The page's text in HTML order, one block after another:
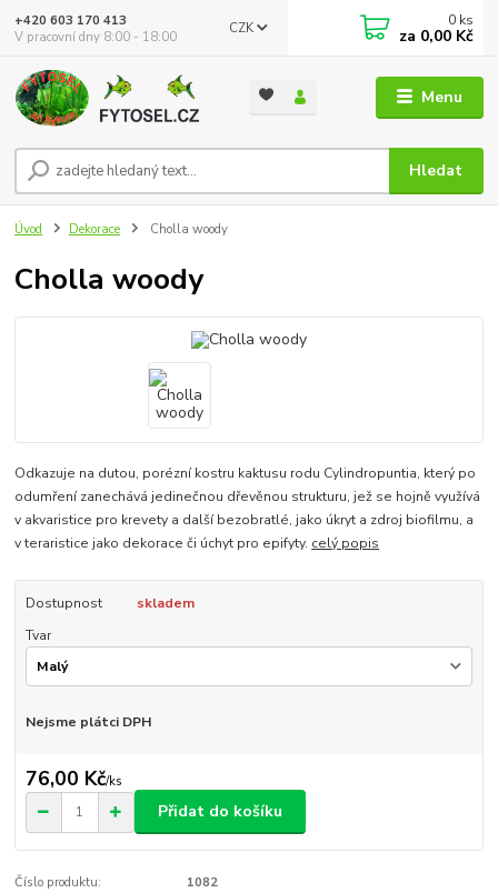
Menu
CZK
Hledat
+420 603 170 413
V pracovní dny 8:00 - 18:00
0 ks
za 0,00 Kč
Úvod Dekorace Cholla woody
Cholla woody
Odkazuje na dutou, porézní kostru kaktusu rodu Cylindropuntia, který po
odumření zanechává jedinečnou dřevěnou strukturu, jež se hojně využívá
v akvaristice pro krevety a další bezobratlé, jako úkryt a zdroj biofilmu, a
v teraristice jako dekorace či úchyt pro epifyty. celý popis
Dostupnost
skladem
Tvar
Nejsme plátci DPH
76,00 Kč/ks
Přidat do košíku
Číslo produktu: 1082